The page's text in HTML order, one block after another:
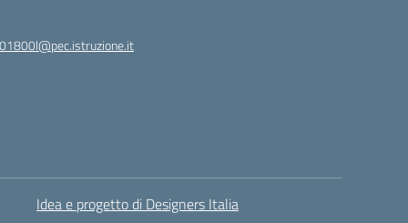
Idea e progetto di Designers Italia